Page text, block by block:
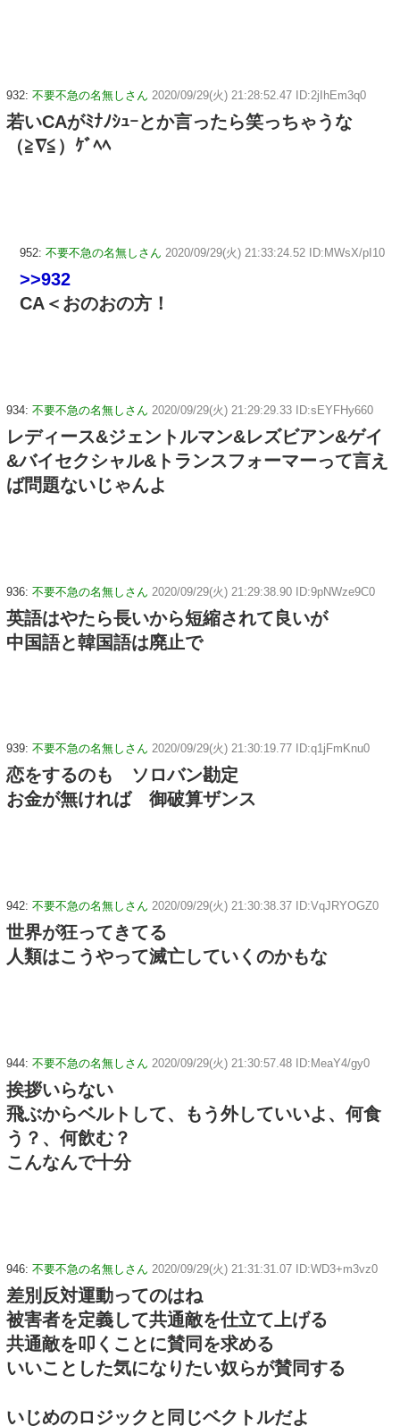
932: 不要不急の名無しさん 2020/09/29(火) 21:28:52.47 ID:2jIhEm3q0
若いCAがﾐﾅﾉｼｭｰとか言ったら笑っちゃうな
（≧∇≦）ｹﾞﾍﾍ
952: 不要不急の名無しさん 2020/09/29(火) 21:33:24.52 ID:MWsX/pI10
>>932
CA＜おのおの方！
934: 不要不急の名無しさん 2020/09/29(火) 21:29:29.33 ID:sEYFHy660
レディース&ジェントルマン&レズビアン&ゲイ
&バイセクシャル&トランスフォーマーって言え
ば問題ないじゃんよ
936: 不要不急の名無しさん 2020/09/29(火) 21:29:38.90 ID:9pNWze9C0
英語はやたら長いから短縮されて良いが
中国語と韓国語は廃止で
939: 不要不急の名無しさん 2020/09/29(火) 21:30:19.77 ID:q1jFmKnu0
恋をするのも ソロバン勘定
お金が無ければ 御破算ザンス
942: 不要不急の名無しさん 2020/09/29(火) 21:30:38.37 ID:VqJRYOGZ0
世界が狂ってきてる
人類はこうやって滅亡していくのかもな
944: 不要不急の名無しさん 2020/09/29(火) 21:30:57.48 ID:MeaY4/gy0
挨拶いらない
飛ぶからベルトして、もう外していいよ、何食
う？、何飲む？
こんなんで十分
946: 不要不急の名無しさん 2020/09/29(火) 21:31:31.07 ID:WD3+m3vz0
差別反対運動ってのはね
被害者を定義して共通敵を仕立て上げる
共通敵を叩くことに賛同を求める
いいことした気になりたい奴らが賛同する
いじめのロジックと同じベクトルだよ